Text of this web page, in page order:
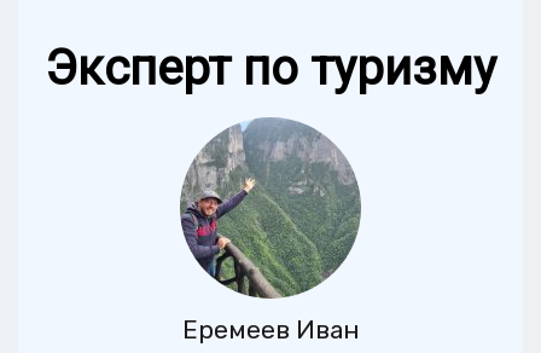
Эксперт по туризму
Еремеев Иван